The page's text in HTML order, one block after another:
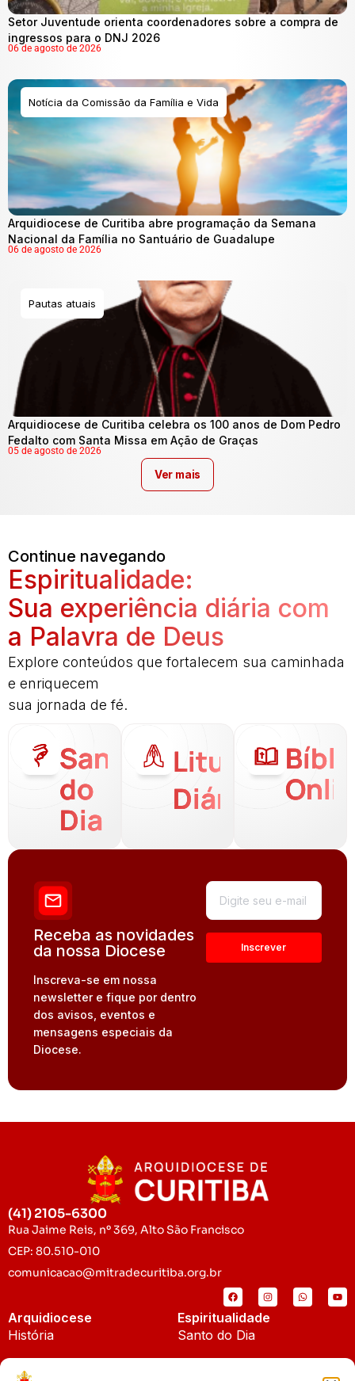
Setor Juventude orienta coordenadores sobre a compra de
ingressos para o DNJ 2026
06 de agosto de 2026
Notícia da Comissão da Família e Vida
Arquidiocese de Curitiba abre programação da Semana
Nacional da Família no Santuário de Guadalupe
06 de agosto de 2026
Pautas atuais
Arquidiocese de Curitiba celebra os 100 anos de Dom Pedro
Fedalto com Santa Missa em Ação de Graças
05 de agosto de 2026
Ver mais
Continue navegando
Espiritualidade:
Sua experiência diária com
a Palavra de Deus
Explore conteúdos que fortalecem sua caminhada
e enriquecem
sua jornada de fé.
Santo
do
Dia
Liturgia
Diária
Receba as novidades
da nossa Diocese
Inscreva-se em nossa
newsletter e fique por dentro
dos avisos, eventos e
mensagens especiais da
Diocese.
(41) 2105-6300
Rua Jaime Reis, nº 369, Alto São Francisco
CEP: 80.510-010
comunicacao@mitradecuritiba.org.br
Arquidiocese
História
Padroeira
Espiritualidade
Santo do Dia